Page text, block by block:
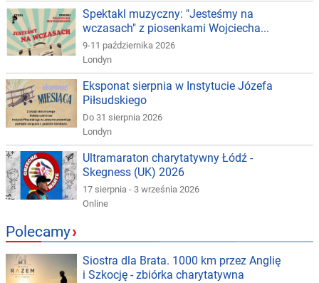
Spektakl muzyczny: "Jesteśmy na
wczasach" z piosenkami Wojciecha...
9-11 października 2026
Londyn
Eksponat sierpnia w Instytucie Józefa
Piłsudskiego
Do 31 sierpnia 2026
Londyn
Ultramaraton charytatywny Łódź -
Skegness (UK) 2026
17 sierpnia - 3 września 2026
Online
Polecamy›
Siostra dla Brata. 1000 km przez Anglię
i Szkocję - zbiórka charytatywna